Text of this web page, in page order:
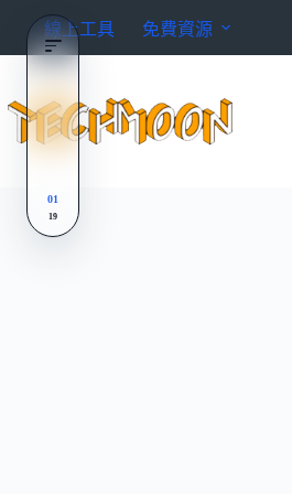
內
線上工具 免費資源
01
19